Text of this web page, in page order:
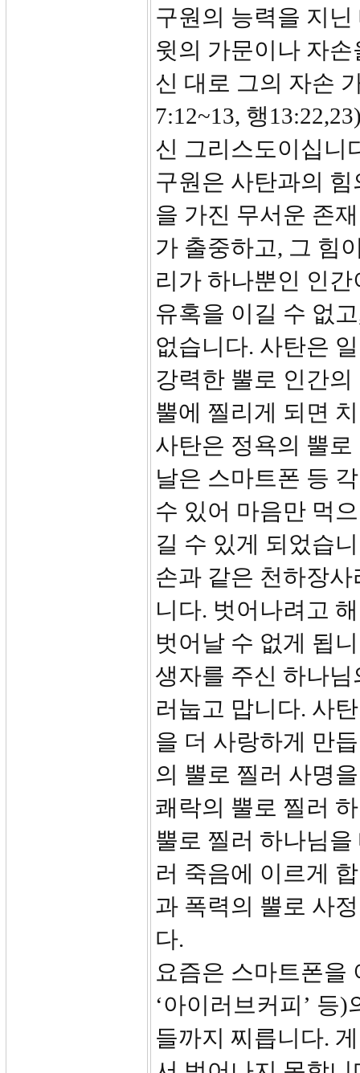
구원의 능력을 지
윗의 가문이나 자
신 대로 그의 자손
7:12~13, 행
신 그리스도이십니
구원은 사탄과의
을 가진 무서운 존
가 출중하고, 그 힘
리가 하나뿐인 인
유혹을 이길 수 없
없습니다. 사탄은
강력한 뿔로 인간
뿔에 찔리게 되면
사탄은 정욕의 뿔
날은 스마트폰 등
수 있어 마음만 먹
길 수 있게 되었습
손과 같은 천하장
니다. 벗어나려고
벗어날 수 없게 됩
생자를 주신 하나
러눕고 맙니다. 사
을 더 사랑하게 만
의 뿔로 찔러 사명
쾌락의 뿔로 찔러
뿔로 찔러 하나님
러 죽음에 이르게
과 폭력의 뿔로 사
다.
요즘은 스마트폰을
‘아이러브커피’ 등
들까지 찌릅니다.